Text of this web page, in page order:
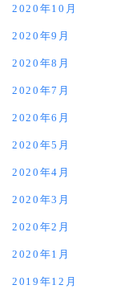
2020年10月
2020年9月
2020年8月
2020年7月
2020年6月
2020年5月
2020年4月
2020年3月
2020年2月
2020年1月
2019年12月